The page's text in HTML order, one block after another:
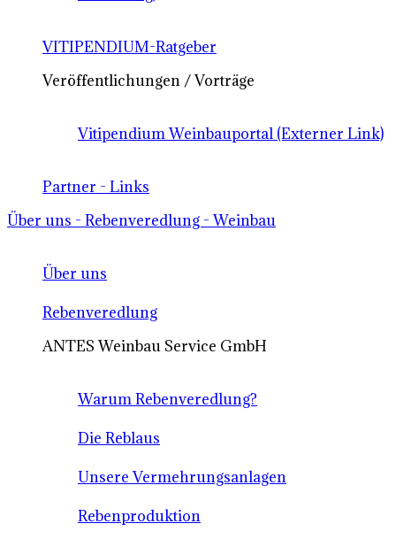
VITIPENDIUM-Ratgeber
Veröffentlichungen / Vorträge
Vitipendium Weinbauportal (Externer Link)
Partner - Links
Über uns - Rebenveredlung - Weinbau
Über uns
Rebenveredlung
ANTES Weinbau Service GmbH
Warum Rebenveredlung?
Die Reblaus
Unsere Vermehrungsanlagen
Rebenproduktion